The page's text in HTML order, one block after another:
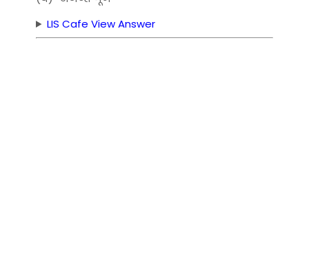
LIS Cafe View Answer